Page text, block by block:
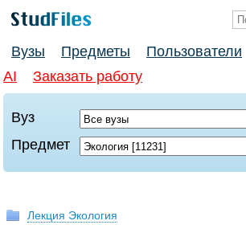
Вузы Предметы Пользователи
AI
Заказать работу
Вуз
Предмет
Лекция Экология